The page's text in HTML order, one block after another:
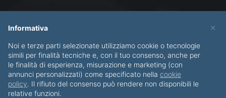
CHI SONO SERVIZI
BLOG CONTATTI
×
Informativa
Noi e terze parti selezionate utilizziamo cookie o tecnologie
simili per finalità tecniche e, con il tuo consenso, anche per
le finalità di esperienza, misurazione e marketing (con
annunci personalizzati) come specificato nella cookie
policy. Il rifiuto del consenso può rendere non disponibili le
relative funzioni.